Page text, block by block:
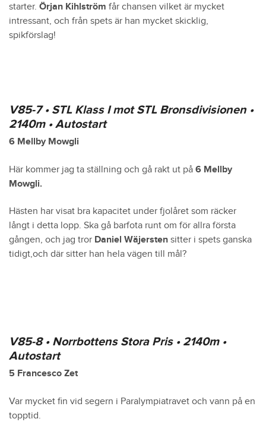
starter. Örjan Kihlström får chansen vilket är mycket
intressant, och från spets är han mycket skicklig,
spikförslag!
V85-7 • STL Klass I mot STL Bronsdivisionen •
2140m • Autostart
6 Mellby Mowgli
Här kommer jag ta ställning och gå rakt ut på 6 Mellby
Mowgli.
Hästen har visat bra kapacitet under fjolåret som räcker
långt i detta lopp. Ska gå barfota runt om för allra första
gången, och jag tror Daniel Wäjersten sitter i spets ganska
tidigt,och där sitter han hela vägen till mål?
V85-8 • Norrbottens Stora Pris • 2140m •
Autostart
5 Francesco Zet
Var mycket fin vid segern i Paralympiatravet och vann på en
topptid.